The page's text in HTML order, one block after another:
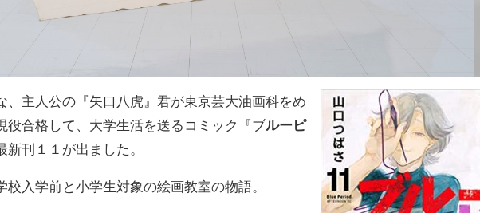
主人公の『矢口八虎』君が東京芸大油画科をめ
役合格して、大学生活を送るコミック『ブルーピ
新刊１１が出ました。
入学前と小学生対象の絵画教室の物語。